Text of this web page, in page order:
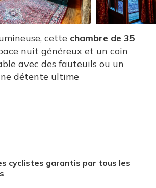
cette chambre de 35
nuit généreux et un coin
avec des fauteuils ou un
détente ultime
cyclistes garantis par tous les